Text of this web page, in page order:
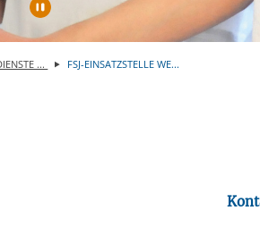
Automatische
... FSJ-EINSATZSTELLE WE...